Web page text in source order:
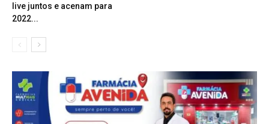
live juntos e acenam para
2022...